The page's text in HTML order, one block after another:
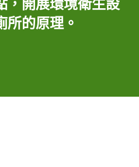
，開展環境衛生設
的原理。